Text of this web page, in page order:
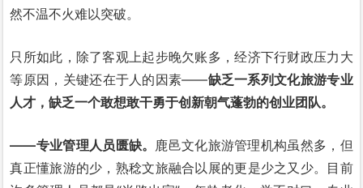
然不温不火难以突破。
只所如此，除了客观上起步晚欠账多，经济下行财政压力大
等原因，关键还在于人的因素——缺乏一系列文化旅游专业
人才，缺乏一个敢想敢干勇于创新朝气蓬勃的创业团队。
——专业管理人员匮缺。 鹿邑文化旅游管理机构虽然多，但
真正懂旅游的少，熟稔文旅融合以展的更是少之又少。目前